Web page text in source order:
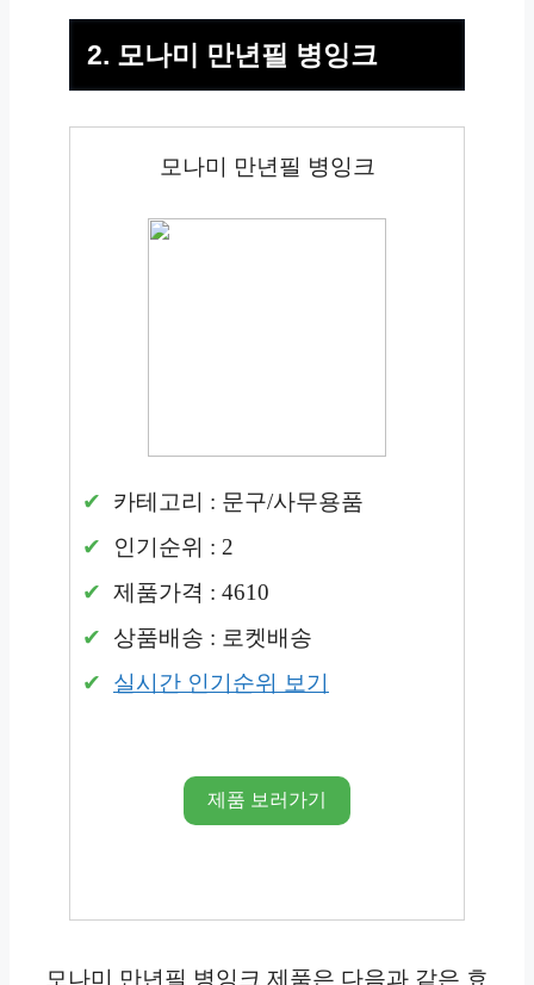
2. 모나미 만년필 병잉크
모나미 만년필 병잉크
카테고리 : 문구/사무용품
인기순위 : 2
제품가격 : 4610
상품배송 : 로켓배송
실시간 인기순위 보기
제품 보러가기
모나미 만년필 병잉크 제품은 다음과 같은 효